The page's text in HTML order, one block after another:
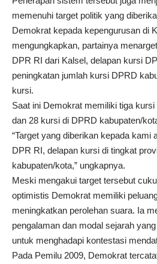
memenuhi target politik yang
Demokrat kepada kepengurusan di
mengungkapkan, partainya
DPR RI dari Kalsel, delapan kursi
peningkatan jumlah kursi DPRD
kursi.
Saat ini Demokrat memiliki tiga
dan 28 kursi di DPRD kabupaten/
“Target yang diberikan kepada kami
DPR RI, delapan kursi di tingkat
kabupaten/kota,” ungkapnya.
Meski mengakui target tersebut
optimistis Demokrat memiliki
meningkatkan perolehan suara. Ia
pengalaman dan modal sejarah
untuk menghadapi kontestasi
Pada Pemilu 2009, Demokrat